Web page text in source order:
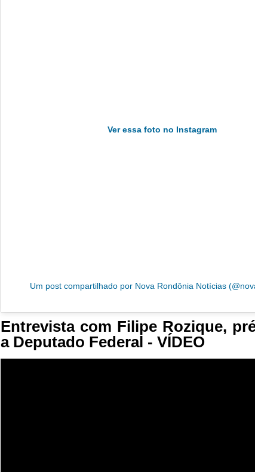
Ver essa foto no Instagram
Um post compartilhado por Nova Rondônia Notícias
Entrevista com Filipe Rozique,
a Deputado Federal - VÍDEO